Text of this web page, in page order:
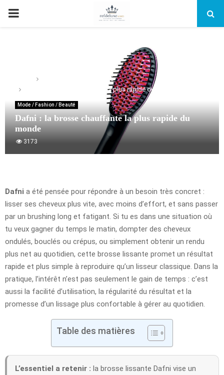
PRIMARY
Mode / Fashion / Beauté
Dafni : la brosse chauffante la plus rapide du monde
Mode / Fashion / Beauté
Dafni : la brosse chauffante la plus rapide du
monde
3173
Dafni a été pensée pour répondre à un besoin très concret :
lisser ses cheveux plus vite, avec moins d’effort, et sans passer
par un brushing long et fatigant. Si tu es dans une situation où
tu veux gagner du temps le matin, dompter des cheveux
ondulés, bouclés ou crépus, ou simplement obtenir un rendu
plus net au quotidien, cette brosse lissante promet un résultat
rapide et plus simple à reproduire qu’un lisseur classique. Dans la
pratique, l’intérêt n’est pas seulement le gain de temps : c’est
aussi la facilité d’utilisation, la régularité du résultat et la
promesse d’un lissage plus confortable à gérer au quotidien.
Table des matières
L’essentiel a retenir : la brosse lissante Dafni vise un